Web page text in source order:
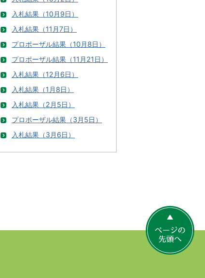
入札結果（10月9日）
入札結果（11月7日）
プロポーザル結果（10月8日）
プロポーザル結果（11月21日）
入札結果（12月6日）
入札結果（1月8日）
入札結果（2月5日）
プロポーザル結果（3月5日）
入札結果（3月6日）
ー
ジ
の